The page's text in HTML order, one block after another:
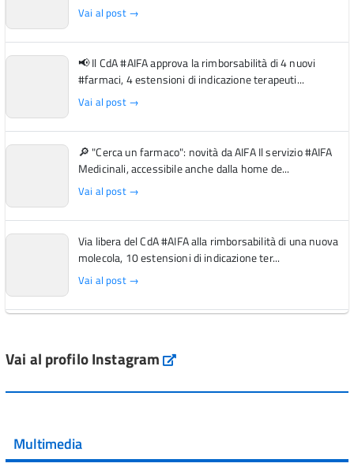
Vai al post →
📢 Il CdA #AIFA approva la rimborsabilità di 4 nuovi
#farmaci, 4 estensioni di indicazione terapeuti...
Vai al post →
🔎 "Cerca un farmaco": novità da AIFA Il servizio #AIFA
Medicinali, accessibile anche dalla home de...
Vai al post →
Via libera del CdA #AIFA alla rimborsabilità di una nuova
molecola, 10 estensioni di indicazione ter...
Vai al post →
Vai al post →
Vai al post →
Vai al profilo Instagram Instagram
Multimedia